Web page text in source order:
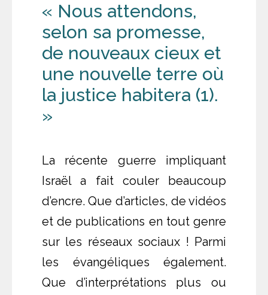
« Nous attendons,
selon sa promesse,
de nouveaux cieux et
une nouvelle terre où
la justice habitera (1).
»
La récente guerre impliquant
Israël a fait couler beaucoup
d’encre. Que d’articles, de vidéos
et de publications en tout genre
sur les réseaux sociaux ! Parmi
les évangéliques également.
Que d’interprétations plus ou